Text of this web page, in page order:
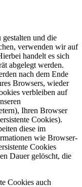
und die
verwenden wir auf
handelt es sich
abgelegt werden.
nach dem Ende
Browsers, wieder
verbleiben auf
Ihren Browser
Cookies).
diese im
wie Browser-
Cookies
Dauer gelöscht, die
Cookies auch